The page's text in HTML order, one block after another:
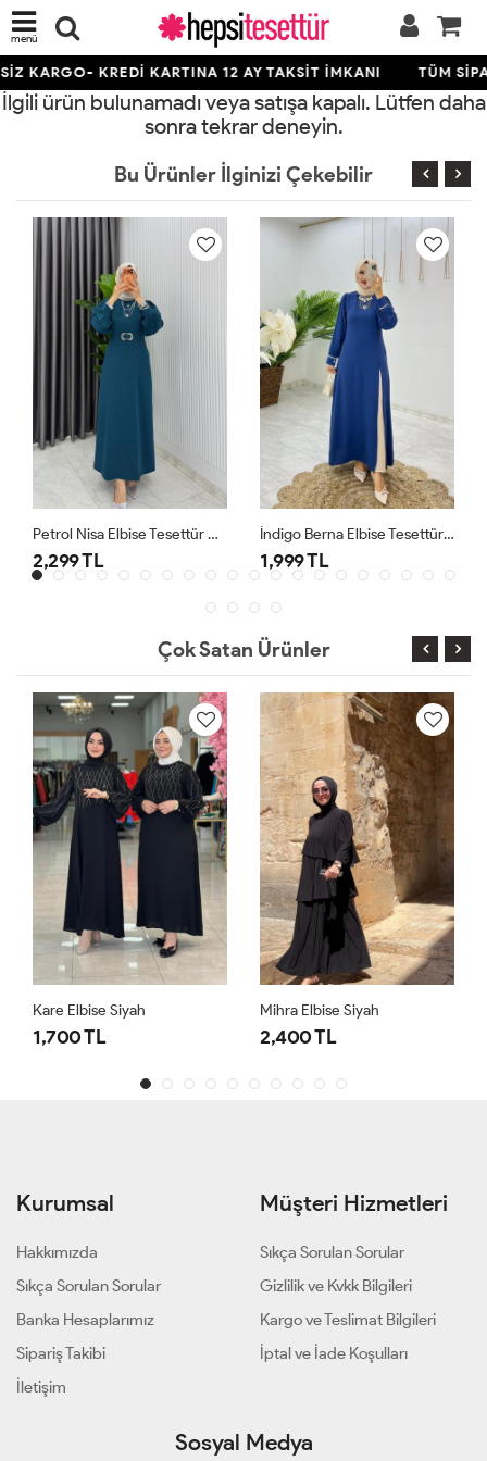
menü
KARGO- KREDİ KARTINA 12 AY TAKSİT İMKANI TÜM
İlgili ürün bulunamadı veya satışa kapalı. Lütfen daha
sonra tekrar deneyin.
Bu Ürünler İlginizi Çekebilir
Petrol Nisa Elbise Tesettür Giyim
2,299 TL
İndigo Berna Elbise Tesettür Giyim
1,999 TL
Çok Satan Ürünler
Kare Elbise Siyah
1,700 TL
Mihra Elbise Siyah
2,400 TL
Kurumsal
Hakkımızda
Sıkça Sorulan Sorular
Banka Hesaplarımız
Sipariş Takibi
İletişim
Müşteri Hizmetleri
Sıkça Sorulan Sorular
Gizlilik ve Kvkk Bilgileri
Kargo ve Teslimat Bilgileri
İptal ve İade Koşulları
Sosyal Medya